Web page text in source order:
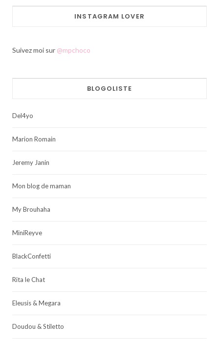
INSTAGRAM LOVER
Suivez moi sur @mpchoco
BLOGOLISTE
Del4yo
Marion Romain
Jeremy Janin
Mon blog de maman
My Brouhaha
MiniReyve
BlackConfetti
Rita le Chat
Eleusis & Megara
Doudou & Stiletto